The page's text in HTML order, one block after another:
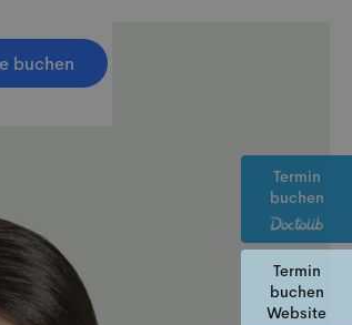
Termin
buchen
Termin
buchen
Website
buchen